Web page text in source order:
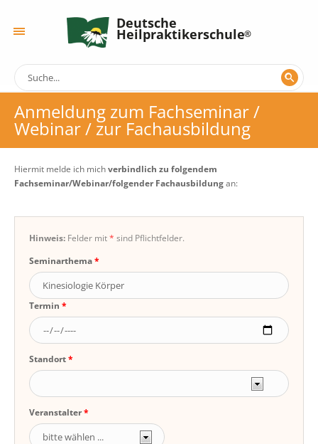
Deutsche
Heilpraktikerschule
Anmeldung zum Fachseminar /
Webinar / zur Fachausbildung
Hiermit melde ich michverbindlich zu folgendem
Fachseminar/Webinar/folgender Fachausbildungan:
Hinweis: Felder mit* sind Pflichtfelder.
Seminarthema
Termin
Standort
Veranstalter